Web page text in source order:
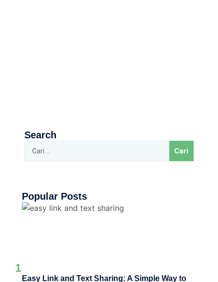
Search
Popular Posts
1
Easy Link and Text Sharing: A Simple Way to